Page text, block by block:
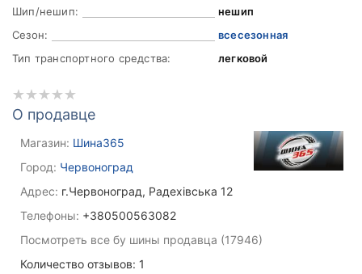
Шип/нешип:
нешип
Сезон:
всесезонная
Тип транспортного средства:
легковой
О продавце
Магазин: Шина365
Город: Червоноград
Адрес: г.Червоноград, Радехівська 12
Телефоны: +380500563082
Посмотреть все бу шины продавца (17946)
Количество отзывов: 1